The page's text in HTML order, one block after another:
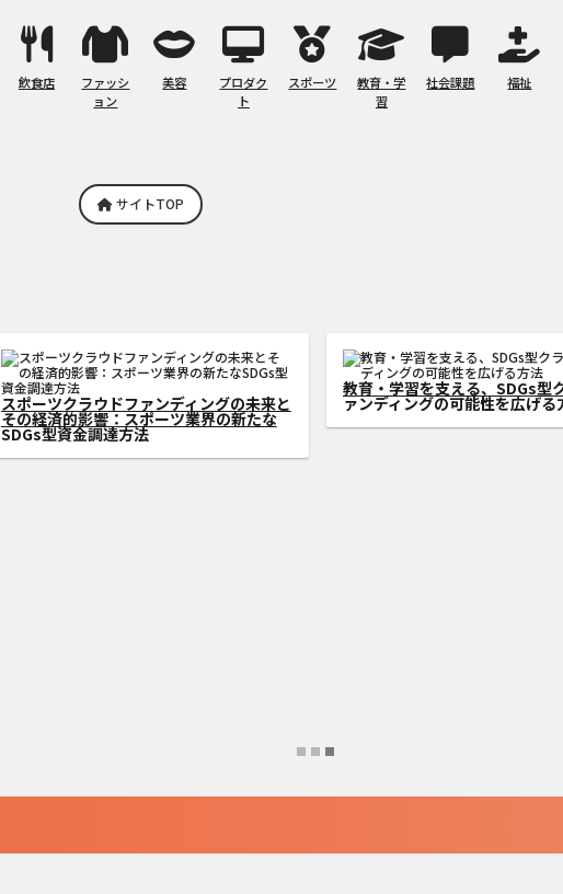
飲食店
ファッシ
ョン
美容
プロダク
ト
スポーツ
教育・学
習
社会課題 福祉
サイトTOP
アートクラウドファンディングの成功法
則：アーティストがSDGs型資金調達を加
速させる方法
書籍出版を成功させるためのク
ンディング活用法：初心者から
践できる成功の秘訣